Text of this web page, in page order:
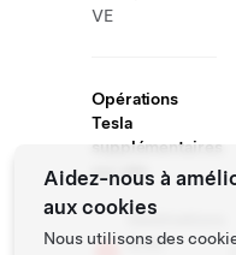
VE
Opérations
Tesla
supplémentaires
sur site
Destinations
avec
Aidez-nous à
aux cookies
Nous utilisons des